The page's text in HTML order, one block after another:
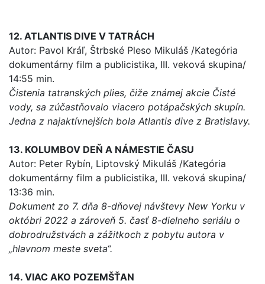
12. ATLANTIS DIVE V TATRÁCH
Autor: Pavol Kráľ, Štrbské Pleso Mikuláš /Kategória
dokumentárny film a publicistika, III. veková skupina/
14:55 min.
Čistenia tatranských plies, čiže známej akcie Čisté
vody, sa zúčastňovalo viacero potápačských skupín.
Jedna z najaktívnejších bola Atlantis dive z Bratislavy.
13. KOLUMBOV DEŇ A NÁMESTIE ČASU
Autor: Peter Rybín, Liptovský Mikuláš /Kategória
dokumentárny film a publicistika, III. veková skupina/
13:36 min.
Dokument zo 7. dňa 8-dňovej návštevy New Yorku v
októbri 2022 a zároveň 5. časť 8-dielneho seriálu o
dobrodružstvách a zážitkoch z pobytu autora v
„hlavnom meste sveta“.
14. VIAC AKO POZEMŠŤAN